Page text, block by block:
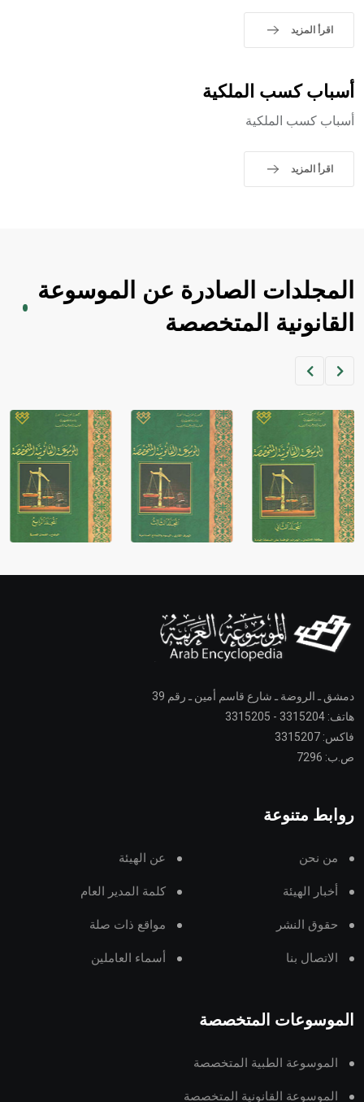
التاسع، وهم ينتسبون إلى أسرة أوسروين
sign تكتب منفصلة غير متصلة، وتعتمد المبدأ الأكوروفوني،
اقرأ المزيد
أسباب كسب الملكية
أسباب كسب الملكية
اقرأ المزيد
المجلدات الصادرة عن الموسوعة
القانونية المتخصصة
دمشق ـ الروضة ـ شارع قاسم أمين ـ رقم 39
هاتف: 3315204 - 3315205
فاكس: 3315207
ص.ب: 7296
روابط متنوعة
من نحن عن الهيئة
أخبار الهيئة كلمة المدير العام
حقوق النشر مواقع ذات صلة
الاتصال بنا أسماء العاملين
الموسوعات المتخصصة
الموسوعة الطبية المتخصصة
الموسوعة القانونية المتخصصة